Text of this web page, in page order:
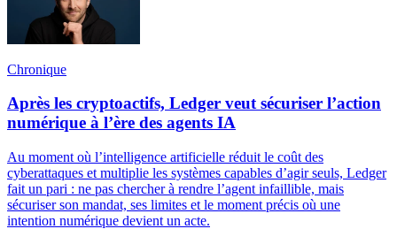
Chronique
Après les cryptoactifs, Ledger veut sécuriser l’action
numérique à l’ère des agents IA
Au moment où l’intelligence artificielle réduit le coût des
cyberattaques et multiplie les systèmes capables d’agir seuls, Ledger
fait un pari : ne pas chercher à rendre l’agent infaillible, mais
sécuriser son mandat, ses limites et le moment précis où une
intention numérique devient un acte.